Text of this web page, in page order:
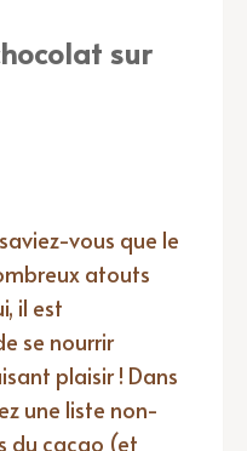
sur
vous que le
atouts
il est
se nourrir
plaisir ! Dans
une liste non-
du cacao (et